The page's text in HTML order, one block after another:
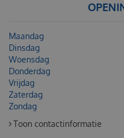
Maandag
Dinsdag
Woensdag
Donderdag
Vrijdag
Zaterdag
Zondag
Toon contactinformatie